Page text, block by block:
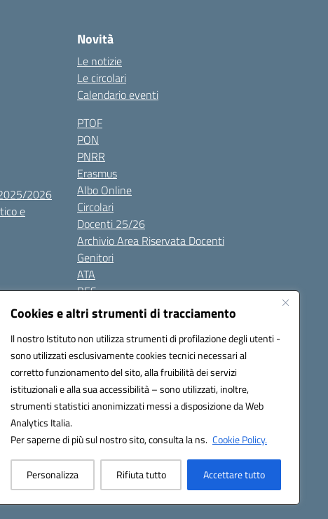
Cookies e altri strumenti di tracciamento
Il nostro Istituto non utilizza strumenti di profilazione degli utenti -
sono utilizzati esclusivamente cookies tecnici necessari al
corretto funzionamento del sito, alla fruibilità dei servizi
istituzionali e alla sua accessibilità – sono utilizzati, inoltre,
strumenti statistici anonimizzati messi a disposizione da Web
Analytics Italia.
Per saperne di più sul nostro sito, consulta la ns. Cookie Policy.
Personalizza Rifiuta tutto Accettare tutto
2026
e
Novità
Le notizie
Le circolari
Calendario eventi
PTOF
PON
PNRR
Erasmus
Albo Online
Circolari
Docenti 25/26
Archivio Area Riservata Docenti
Genitori
ATA
BES
Modulistica
Gallery